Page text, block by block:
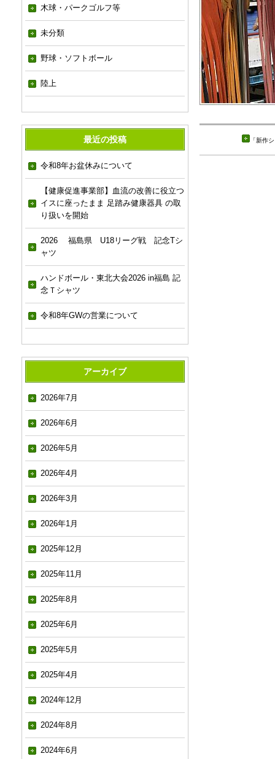
木球・パークゴルフ等
未分類
野球・ソフトボール
陸上
最近の投稿
令和8年お盆休みについて
【健康促進事業部】血流の改善に役立つ
イスに座ったまま 足踏み健康器具 の取
り扱いを開始
2026 福島県 U18リーグ戦 記念Tシ
ャツ
ハンドボール・東北大会2026 in福島 記
念Ｔシャツ
令和8年GWの営業について
アーカイブ
2026年7月
2026年6月
2026年5月
2026年4月
2026年3月
2026年1月
2025年12月
2025年11月
2025年8月
2025年6月
2025年5月
2025年4月
2024年12月
2024年8月
2024年6月
「新作